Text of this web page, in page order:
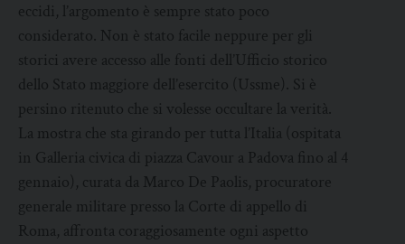
eccidi, l’argomento è sempre stato poco
considerato. Non è stato facile neppure per gli
storici avere accesso alle fonti dell’Ufficio storico
dello Stato maggiore dell’esercito (Ussme). Si è
persino ritenuto che si volesse occultare la verità.
La mostra che sta girando per tutta l’Italia (ospitata
in Galleria civica di piazza Cavour a Padova fino al 4
gennaio), curata da Marco De Paolis, procuratore
generale militare presso la Corte di appello di
Roma, affronta coraggiosamente ogni aspetto